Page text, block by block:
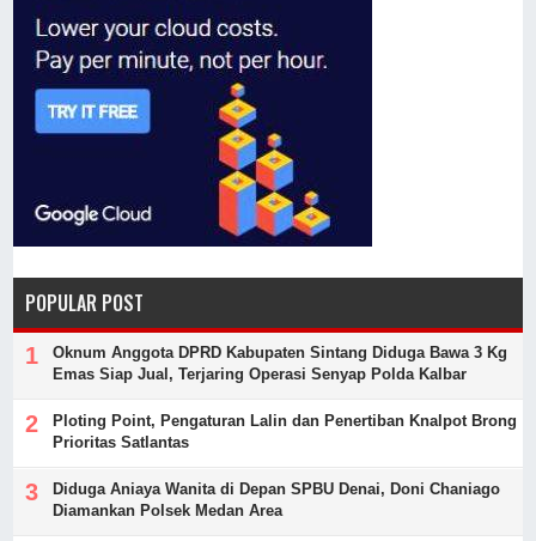
POPULAR POST
Oknum Anggota DPRD Kabupaten Sintang Diduga Bawa 3 Kg
Emas Siap Jual, Terjaring Operasi Senyap Polda Kalbar
Ploting Point, Pengaturan Lalin dan Penertiban Knalpot Brong
Prioritas Satlantas
Diduga Aniaya Wanita di Depan SPBU Denai, Doni Chaniago
Diamankan Polsek Medan Area